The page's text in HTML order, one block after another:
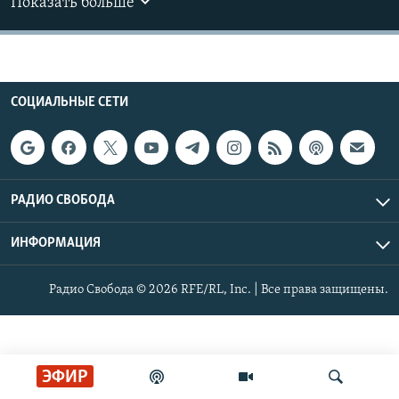
СОЦИАЛЬНЫЕ СЕТИ
ЭФИР
Показать больше
СОЦИАЛЬНЫЕ СЕТИ
РАДИО СВОБОДА
ИНФОРМАЦИЯ
Радио Свобода © 2026 RFE/RL, Inc. | Все права защищены.